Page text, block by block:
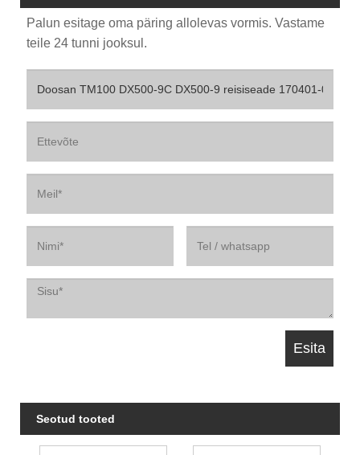
Palun esitage oma päring allolevas vormis. Vastame
teile 24 tunni jooksul.
Seotud tooted